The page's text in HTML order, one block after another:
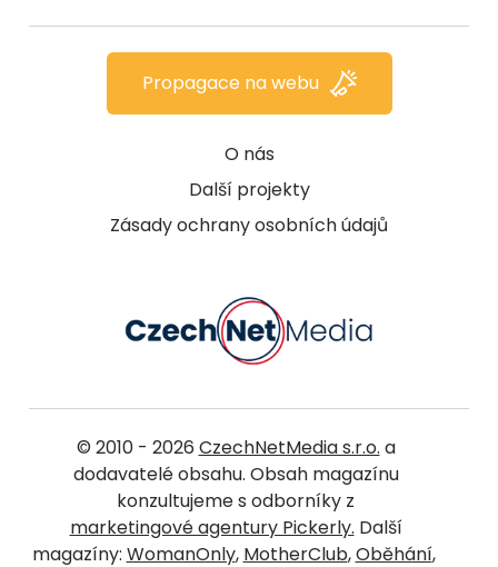
O nás
Další projekty
Zásady ochrany osobních údajů
Propagace na webu
© 2010 - 2026 CzechNetMedia s.r.o. a
dodavatelé obsahu. Obsah magazínu
konzultujeme s odborníky z
marketingové agentury Pickerly. Další
magazíny: WomanOnly, MotherClub,Oběhání,